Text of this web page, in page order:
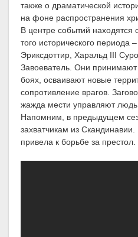
также о драматической
на фоне распространения
В центре событий находятся
того исторического
Эриксдоттир, Харальд III
Завоеватель. Они
боях, осваивают новые
сопротивление врагов.
жажда мести управляют
Напомним, в предыдущем
захватчикам из
привела к борьбе за престол.